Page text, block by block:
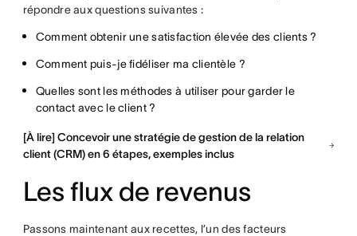
répondre aux questions suivantes :
Comment obtenir une satisfaction élevée des clients ?
Comment puis-je fidéliser ma clientèle ?
Quelles sont les méthodes à utiliser pour garder le
contact avec le client ?
[À lire] Concevoir une stratégie de gestion de la relation
client (CRM) en 6 étapes, exemples inclus
Les flux de revenus
Passons maintenant aux recettes, l’un des facteurs